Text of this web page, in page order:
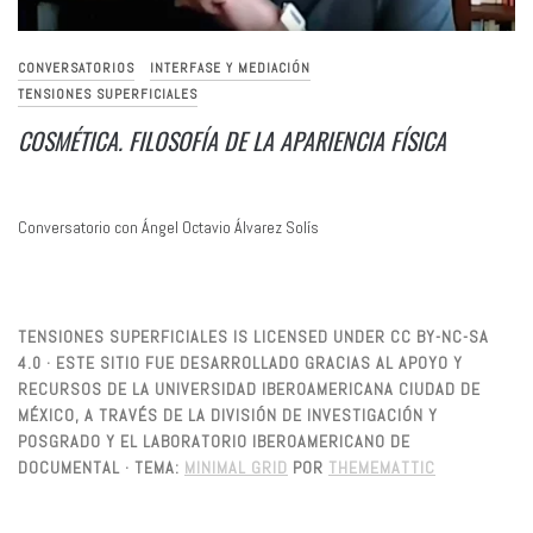
CONVERSATORIOS
INTERFASE Y MEDIACIÓN
TENSIONES SUPERFICIALES
COSMÉTICA. FILOSOFÍA DE LA APARIENCIA FÍSICA
Conversatorio con Ángel Octavio Álvarez Solís
TENSIONES SUPERFICIALES IS LICENSED UNDER CC BY-NC-SA
4.0 · ESTE SITIO FUE DESARROLLADO GRACIAS AL APOYO Y
RECURSOS DE LA UNIVERSIDAD IBEROAMERICANA CIUDAD DE
MÉXICO, A TRAVÉS DE LA DIVISIÓN DE INVESTIGACIÓN Y
POSGRADO Y EL LABORATORIO IBEROAMERICANO DE
DOCUMENTAL · TEMA: MINIMAL GRID POR THEMEMATTIC